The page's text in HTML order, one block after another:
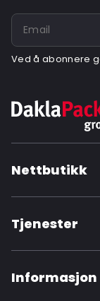
Ved å abonnere
Nettbutikk
Tjenester
Informasjon